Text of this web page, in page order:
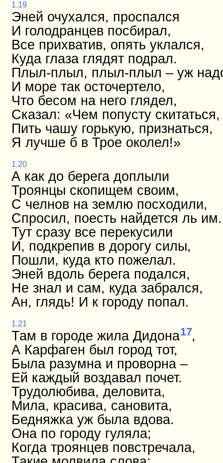
1.19
Эней очухался, проспался
И голодранцев посбирал,
Все прихватив, опять уклался,
Куда глаза глядят подрал.
Плыл-плыл, плыл-плыл – уж
И море так осточертело,
Что бесом на него глядел,
Сказал: «Чем попусту скитаться,
Пить чашу горькую, признаться,
Я лучше б в Трое околел!»
1.20
А как до берега доплыли
Троянцы скопищем своим,
С челнов на землю посходили,
Спросил, поесть найдется ль им.
Тут сразу все перекусили
И, подкрепив в дорогу силы,
Пошли, куда кто пожелал.
Эней вдоль берега подался,
Не знал и сам, куда забрался,
Ан, глядь! И к городу попал.
1.21
Там в городе жила Дидона17,
А Карфаген был город тот,
Была разумна и проворна –
Ей каждый воздавал почет.
Трудолюбива, деловита,
Мила, красива, сановита,
Бедняжка уж была вдова.
Она по городу гуляла;
Когда троянцев повстречала,